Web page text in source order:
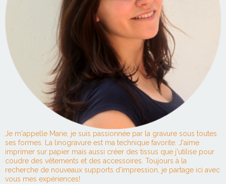
Je m'appelle Marie, je suis passionnée par la gravure sous toutes
ses formes. La linogravure est ma technique favorite. J'aime
imprimer sur papier mais aussi créer des tissus que j'utilise pour
coudre des vêtements et des accessoires. Toujours à la
recherche de nouveaux supports d'impression, je partage ici avec
vous mes expériences!